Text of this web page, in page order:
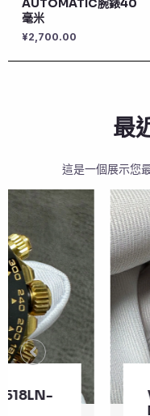
AUTOMATIC腕錶40
毫米
¥2,700.00
最
這是一個展示您
VS 廠勞力士
Date